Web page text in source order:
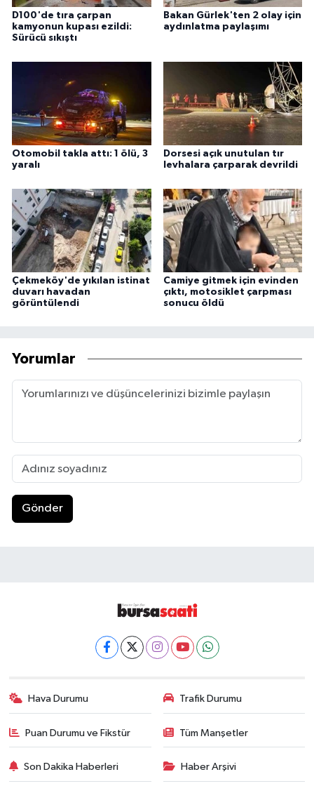
D100'de tıra çarpan
kamyonun kupası ezildi:
Sürücü sıkıştı
Bakan Gürlek'ten 2 olay için
aydınlatma paylaşımı
Otomobil takla attı: 1 ölü, 3
yaralı
Dorsesi açık unutulan tır
levhalara çarparak devrildi
Çekmeköy'de yıkılan istinat
duvarı havadan
görüntülendi
Camiye gitmek için evinden
çıktı, motosiklet çarpması
sonucu öldü
Yorumlar
Gönder
Hava Durumu Trafik Durumu
Puan Durumu ve Fikstür Tüm Manşetler
Son Dakika Haberleri Haber Arşivi